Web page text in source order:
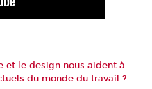
et le design nous aident à
du monde du travail ?